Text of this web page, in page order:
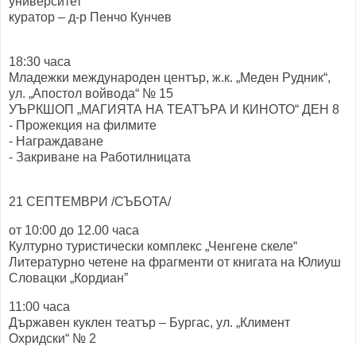
куратор – д-р Пенчо Кунчев
18:30 часа
Младежки международен център, ж.к. „Меден Рудник“,
ул. „Апостол войвода“ № 15
УЪРКШОП „МАГИЯТА НА ТЕАТЪРА И КИНОТО“ ДЕН 8
- Прожекция на филмите
- Награждаване
- Закриване на Работилницата
21 СЕПТЕМВРИ /СЪБОТА/
от 10:00 до 12.00 часа
Културно туристически комплекс „Ченгене скеле“
Литературно четене на фрагменти от книгата на Юлиуш
Словацки „Кордиан”
11:00 часа
Държавен куклен театър – Бургас, ул. „Климент
Охридски“ № 2